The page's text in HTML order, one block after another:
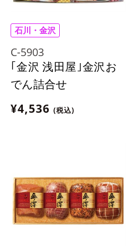
石川・金沢
C-5903
｢金沢 浅田屋｣金沢お
でん詰合せ
¥4,536 (税込)